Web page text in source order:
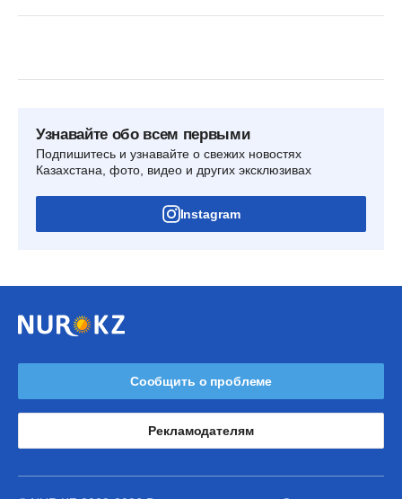
Узнавайте обо всем первыми
Подпишитесь и узнавайте о свежих новостях
Казахстана, фото, видео и других эксклюзивах
Instagram
Сообщить о проблеме
Рекламодателям